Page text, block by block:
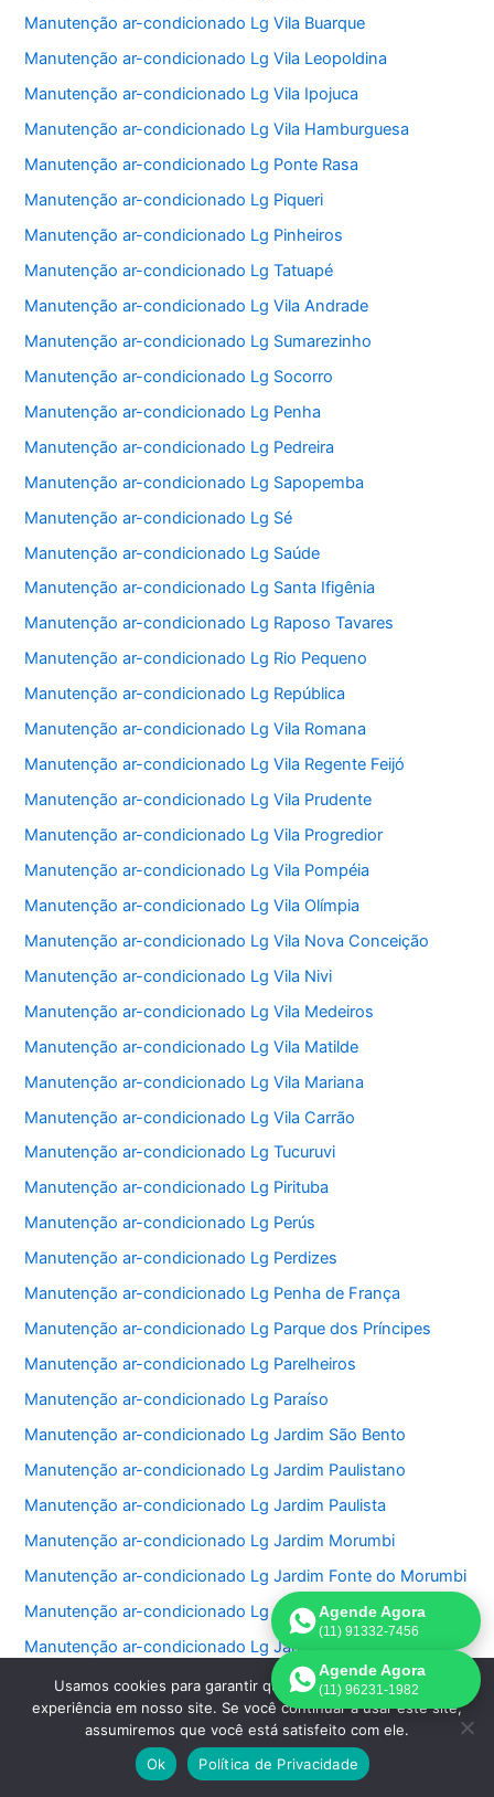
Manutenção ar-condicionado Lg Vila Buarque
Manutenção ar-condicionado Lg Vila Leopoldina
Manutenção ar-condicionado Lg Vila Ipojuca
Manutenção ar-condicionado Lg Vila Hamburguesa
Manutenção ar-condicionado Lg Ponte Rasa
Manutenção ar-condicionado Lg Piqueri
Manutenção ar-condicionado Lg Pinheiros
Manutenção ar-condicionado Lg Tatuapé
Manutenção ar-condicionado Lg Vila Andrade
Manutenção ar-condicionado Lg Sumarezinho
Manutenção ar-condicionado Lg Socorro
Manutenção ar-condicionado Lg Penha
Manutenção ar-condicionado Lg Pedreira
Manutenção ar-condicionado Lg Sapopemba
Manutenção ar-condicionado Lg Sé
Manutenção ar-condicionado Lg Saúde
Manutenção ar-condicionado Lg Santa Ifigênia
Manutenção ar-condicionado Lg Raposo Tavares
Manutenção ar-condicionado Lg Rio Pequeno
Manutenção ar-condicionado Lg República
Manutenção ar-condicionado Lg Vila Romana
Manutenção ar-condicionado Lg Vila Regente Feijó
Manutenção ar-condicionado Lg Vila Prudente
Manutenção ar-condicionado Lg Vila Progredior
Manutenção ar-condicionado Lg Vila Pompéia
Manutenção ar-condicionado Lg Vila Olímpia
Manutenção ar-condicionado Lg Vila Nova Conceição
Manutenção ar-condicionado Lg Vila Nivi
Manutenção ar-condicionado Lg Vila Medeiros
Manutenção ar-condicionado Lg Vila Matilde
Manutenção ar-condicionado Lg Vila Mariana
Manutenção ar-condicionado Lg Vila Carrão
Manutenção ar-condicionado Lg Tucuruvi
Manutenção ar-condicionado Lg Pirituba
Manutenção ar-condicionado Lg Perús
Manutenção ar-condicionado Lg Perdizes
Manutenção ar-condicionado Lg Penha de França
Manutenção ar-condicionado Lg Parque dos Príncipes
Manutenção ar-condicionado Lg Parelheiros
Manutenção ar-condicionado Lg Paraíso
Manutenção ar-condicionado Lg Jardim São Bento
Manutenção ar-condicionado Lg Jardim Paulistano
Manutenção ar-condicionado Lg Jardim Paulista
Manutenção ar-condicionado Lg Jardim Morumbi
Manutenção ar-condicionado Lg Jardim Fonte do Morumbi
Manutenção ar-condicionado Lg Jardim Europa
Manutenção ar-condicionado Lg Jardim das Perdizes
Manutenção ar-condicionado Lg Jardim das Acacias
Manutenção ar-condicionado Lg Jardim da Saúde
Manutenção ar-condicionado Lg Jardim Bonfiglioli
Agende Agora
(11) 91332-7456
Agende Agora
(11) 96231-1982
Usamos cookies para garantir que oferecemos a melhor
experiência em nosso site. Se você continuar a usar este site,
assumiremos que você está satisfeito com ele.
Ok
Política de Privacidade